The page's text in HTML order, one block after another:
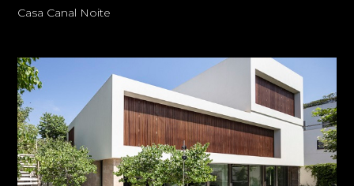
Casa Canal Noite